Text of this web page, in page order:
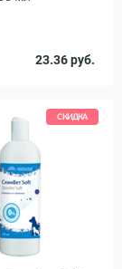
23.36 руб.
СКИДКА